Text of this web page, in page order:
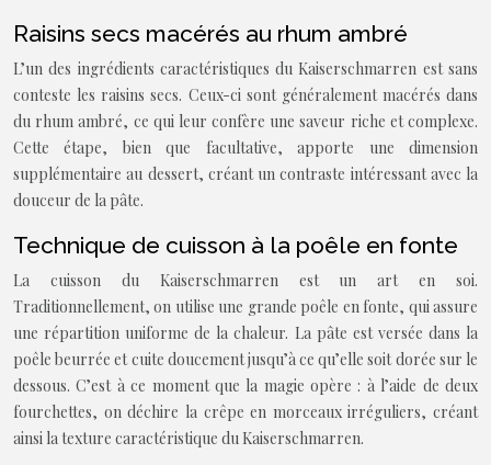
Raisins secs macérés au rhum ambré
L’un des ingrédients caractéristiques du Kaiserschmarren est sans
conteste les raisins secs. Ceux-ci sont généralement macérés dans
du rhum ambré, ce qui leur confère une saveur riche et complexe.
Cette étape, bien que facultative, apporte une dimension
supplémentaire au dessert, créant un contraste intéressant avec la
douceur de la pâte.
Technique de cuisson à la poêle en fonte
La cuisson du Kaiserschmarren est un art en soi.
Traditionnellement, on utilise une grande poêle en fonte, qui assure
une répartition uniforme de la chaleur. La pâte est versée dans la
poêle beurrée et cuite doucement jusqu’à ce qu’elle soit dorée sur le
dessous. C’est à ce moment que la magie opère : à l’aide de deux
fourchettes, on déchire la crêpe en morceaux irréguliers, créant
ainsi la texture caractéristique du Kaiserschmarren.